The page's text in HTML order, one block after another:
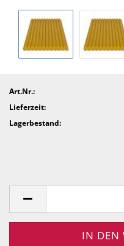
Art.Nr.:
Lieferzeit:
Lagerbestand: